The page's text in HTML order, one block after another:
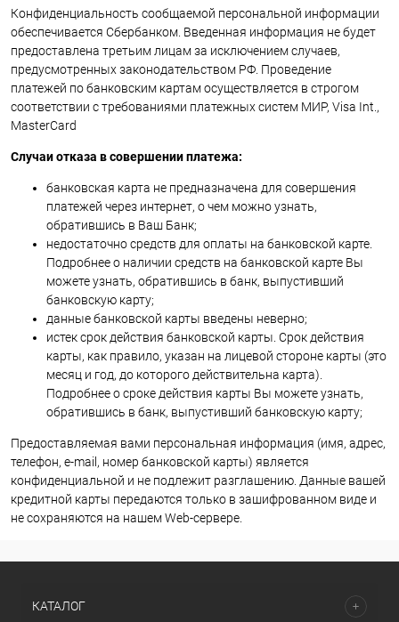
Конфиденциальность сообщаемой персональной информации
обеспечивается Сбербанком. Введенная информация не будет
предоставлена третьим лицам за исключением случаев,
предусмотренных законодательством РФ. Проведение
платежей по банковским картам осуществляется в строгом
соответствии с требованиями платежных систем МИР, Visa Int.,
MasterCard
Случаи отказа в совершении платежа:
банковская карта не предназначена для совершения
платежей через интернет, о чем можно узнать,
обратившись в Ваш Банк;
недостаточно средств для оплаты на банковской карте.
Подробнее о наличии средств на банковской карте Вы
можете узнать, обратившись в банк, выпустивший
банковскую карту;
данные банковской карты введены неверно;
истек срок действия банковской карты. Срок действия
карты, как правило, указан на лицевой стороне карты (это
месяц и год, до которого действительна карта).
Подробнее о сроке действия карты Вы можете узнать,
обратившись в банк, выпустивший банковскую карту;
Предоставляемая вами персональная информация (имя, адрес,
телефон, e-mail, номер банковской карты) является
конфиденциальной и не подлежит разглашению. Данные вашей
кредитной карты передаются только в зашифрованном виде и
не сохраняются на нашем Web-сервере.
КАТАЛОГ